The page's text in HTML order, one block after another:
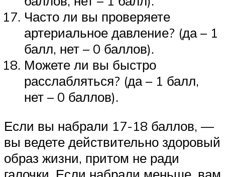
Часто ли вы проверяете
артериальное давление? (да – 1
балл, нет – 0 баллов).
Можете ли вы быстро
расслабляться? (да – 1 балл,
нет – 0 баллов).
Если вы набрали 17-18 баллов, —
вы ведете действительно здоровый
образ жизни, притом не ради